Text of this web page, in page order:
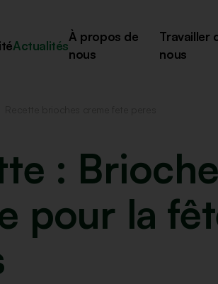
Actualités
À propos de
nous
Travailler
nous
:
pour la